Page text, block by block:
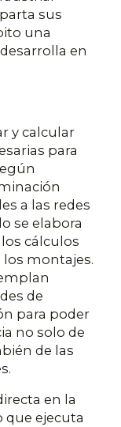
sus
una
en
y calcular
para
a las redes
se elabora
cálculos
los montajes.
de
para poder
no solo de
de las
en la
ejecuta